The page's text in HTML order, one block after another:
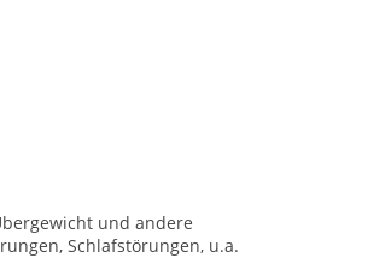
und andere
Schlafstörungen, u.a.